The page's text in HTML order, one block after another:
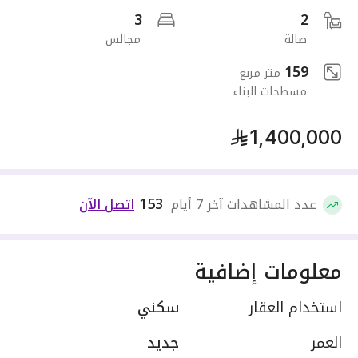
2
صالة
3
مجالس
159 متر مربع
مسطحات البناء
1,400,000
عدد المشاهدات آخر 7 أيام 153 اتصل الآن
معلومات إضافية
استخدام العقار
سكني
العمر
جديد